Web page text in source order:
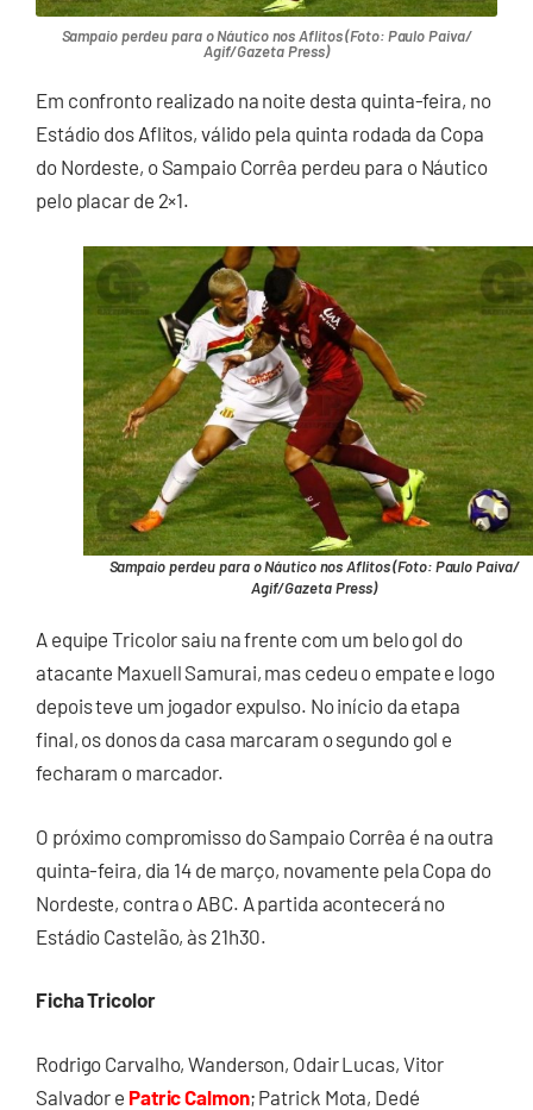
Sampaio perdeu para o Náutico nos Aflitos (Foto: Paulo Paiva/
Agif/Gazeta Press)
Em confronto realizado na noite desta quinta-feira, no
Estádio dos Aflitos, válido pela quinta rodada da Copa
do Nordeste, o Sampaio Corrêa perdeu para o Náutico
pelo placar de 2×1.
Sampaio perdeu para o Náutico nos Aflitos (Foto: Paulo Paiva/
Agif/Gazeta Press)
A equipe Tricolor saiu na frente com um belo gol do
atacante Maxuell Samurai, mas cedeu o empate e logo
depois teve um jogador expulso. No início da etapa
final, os donos da casa marcaram o segundo gol e
fecharam o marcador.
O próximo compromisso do Sampaio Corrêa é na outra
quinta-feira, dia 14 de março, novamente pela Copa do
Nordeste, contra o ABC. A partida acontecerá no
Estádio Castelão, às 21h30.
Ficha Tricolor
Rodrigo Carvalho, Wanderson, Odair Lucas, Vitor
Salvador e Patric Calmon; Patrick Mota, Dedé